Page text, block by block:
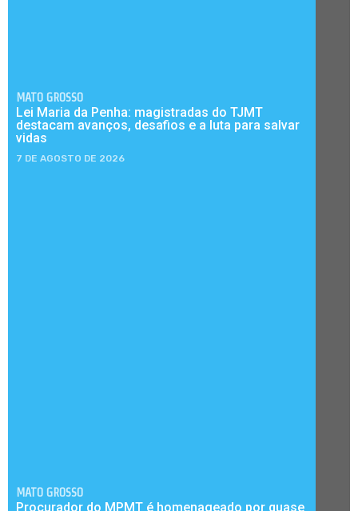
MATO GROSSO
Lei Maria da Penha: magistradas do TJMT
destacam avanços, desafios e a luta para salvar
vidas
7 DE AGOSTO DE 2026
MATO GROSSO
Procurador do MPMT é homenageado por quase